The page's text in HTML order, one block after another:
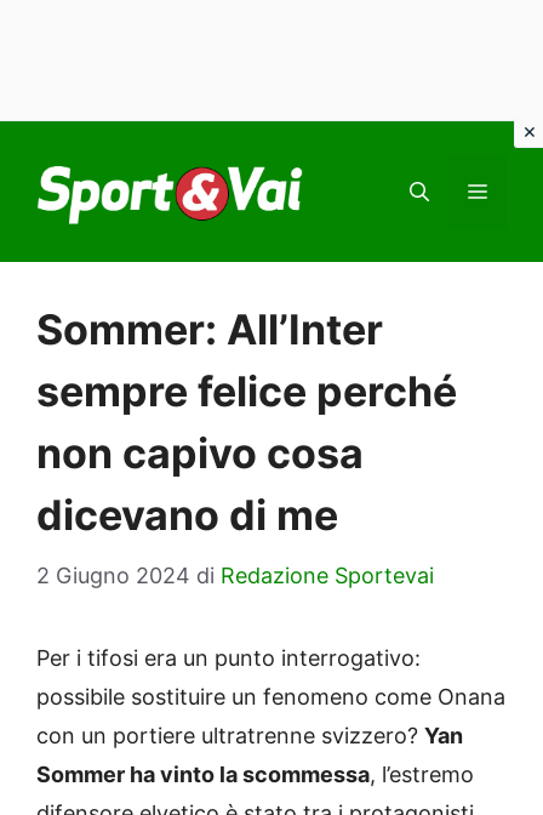
contenuto
Sommer: All’Inter
sempre felice perché
non capivo cosa
dicevano di me
2 Giugno 2024 di Redazione Sportevai
Per i tifosi era un punto interrogativo:
possibile sostituire un fenomeno come Onana
con un portiere ultratrenne svizzero? Yan
Sommer ha vinto la scommessa, l’estremo